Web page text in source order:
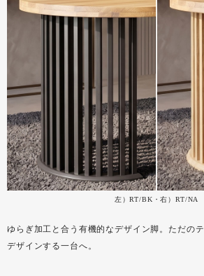
左）RT/BK・右）RT/NA
ゆらぎ加工と合う有機的なデザイン脚。ただの
デザインする一台へ。